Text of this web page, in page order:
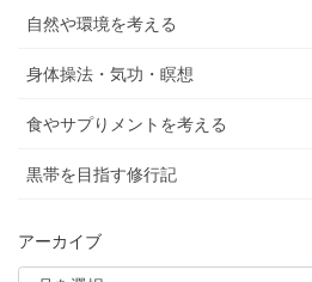
自然や環境を考える
身体操法・気功・瞑想
食やサプりメントを考える
黒帯を目指す修行記
アーカイブ